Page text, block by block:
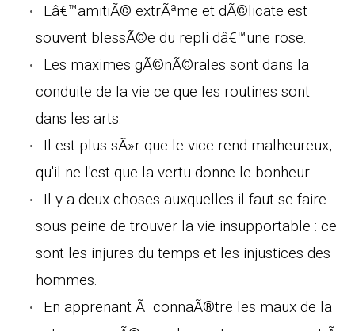
Lâ€™amitiÃ© extrÃªme et dÃ©licate est
souvent blessÃ©e du repli dâ€™une rose.
Les maximes gÃ©nÃ©rales sont dans la
conduite de la vie ce que les routines sont
dans les arts.
Il est plus sÃ»r que le vice rend malheureux,
qu'il ne l'est que la vertu donne le bonheur.
Il y a deux choses auxquelles il faut se faire
sous peine de trouver la vie insupportable : ce
sont les injures du temps et les injustices des
hommes.
En apprenant Ã connaÃ®tre les maux de la